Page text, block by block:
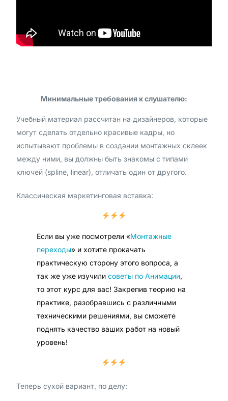
Минимальные требования к слушателю:
Учебный материал рассчитан на дизайнеров, которые
могут сделать отдельно красивые кадры, но
испытывают проблемы в создании монтажных склеек
между ними, вы должны быть знакомы с типами
ключей (spline, linear), отличать один от другого.
Классическая маркетинговая вставка:
Если вы уже посмотрели «Монтажные
переходы» и хотите прокачать
практическую сторону этого вопроса, а
так же уже изучилисоветы по Анимации,
то этот курс для вас! Закрепив теорию на
практике, разобравшись с различными
техническими решениями, вы сможете
поднять качество ваших работ на новый
уровень!
Теперь сухой вариант, по делу: